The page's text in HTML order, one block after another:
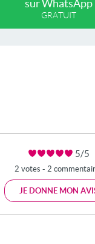
sur WhatsApp
GRATUIT
5/5
2 votes - 2
JE DONNE MON